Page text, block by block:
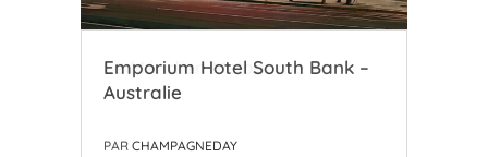
Emporium Hotel South Bank –
Australie
PAR CHAMPAGNEDAY